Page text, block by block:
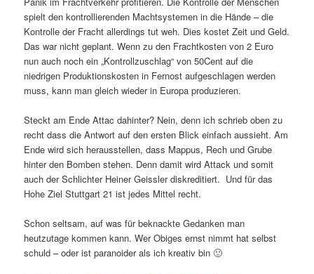
spielt den kontrollierenden Machtsystemen in die Hände – die
Kontrolle der Fracht allerdings tut weh. Dies kostet Zeit und Geld.
Das war nicht geplant. Wenn zu den Frachtkosten von 2 Euro
nun auch noch ein „Kontrollzuschlag“ von 50Cent auf die
niedrigen Produktionskosten in Fernost aufgeschlagen werden
muss, kann man gleich wieder in Europa produzieren.
Steckt am Ende Attac dahinter? Nein, denn ich schrieb oben zu
recht dass die Antwort auf den ersten Blick einfach aussieht. Am
Ende wird sich herausstellen, dass Mappus, Rech und Grube
hinter den Bomben stehen. Denn damit wird Attack und somit
auch der Schlichter Heiner Geissler diskreditiert. Und für das
Hohe Ziel Stuttgart 21 ist jedes Mittel recht.
Schon seltsam, auf was für beknackte Gedanken man
heutzutage kommen kann. Wer Obiges ernst nimmt hat selbst
schuld – oder ist paranoider als ich kreativ bin 🙂